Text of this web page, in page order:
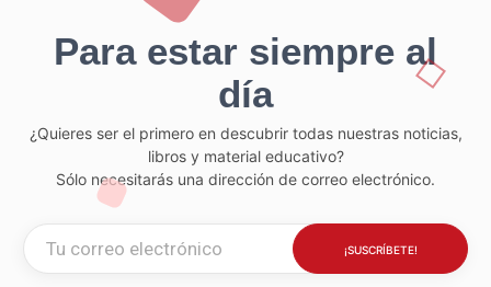
Para estar siempre al
día
¿Quieres ser el primero en descubrir todas nuestras noticias,
libros y material educativo?
Sólo necesitarás una dirección de correo electrónico.